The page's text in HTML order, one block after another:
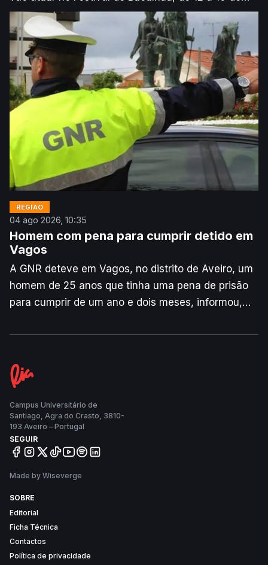
agosto, em Ílhavo, no distrito de Aveiro, anunciou,
esta terça-feira, a organização, segundo a
Agência Lusa.
REGIÃO
04 ago 2026, 10:35
Homem com pena para cumprir detido em
Vagos
A GNR deteve em Vagos, no distrito de Aveiro, um
homem de 25 anos que tinha uma pena de prisão
para cumprir de um ano e dois meses, informou,
segundo a Agência Lusa.
Campus Universitário de
Santiago, Agra do Crasto, 3810-
193 Aveiro – Portugal
SEGUIR
Made by Wiseverge
SOBRE
Editorial
Ficha Técnica
Contactos
Política de privacidade